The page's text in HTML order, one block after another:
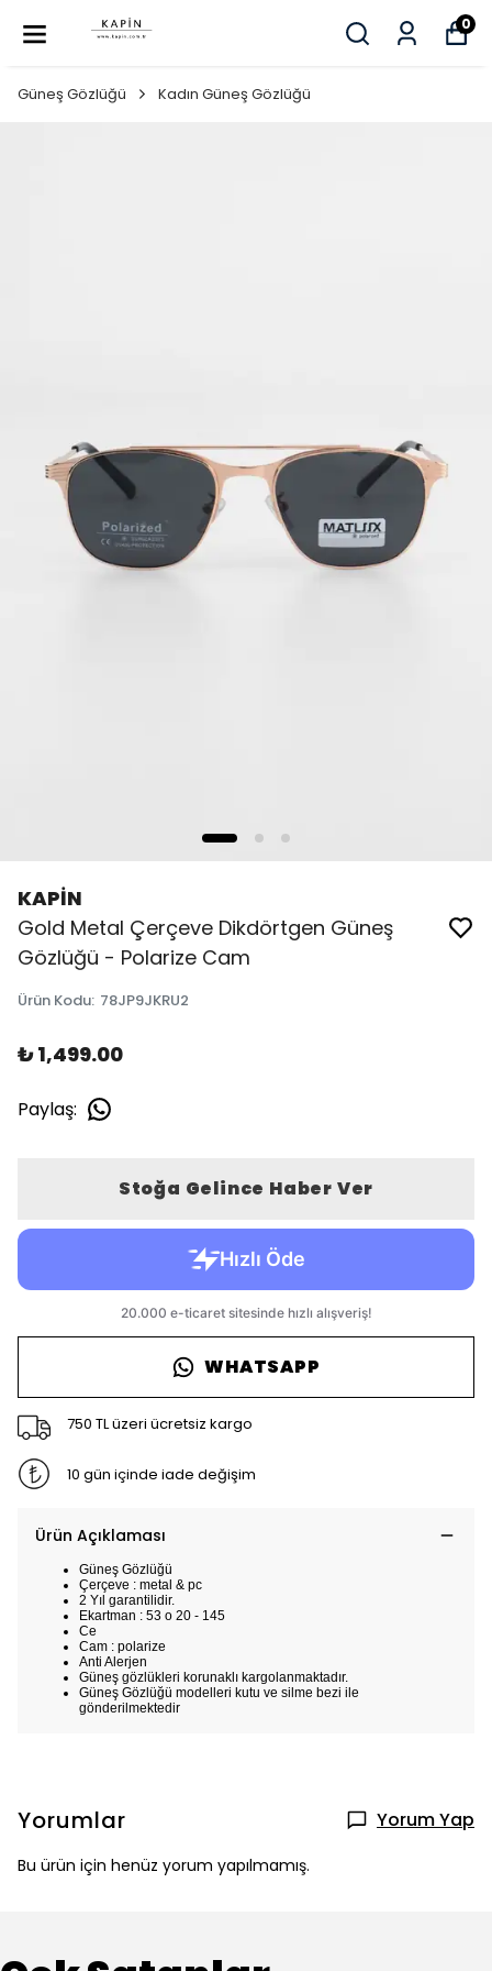
0
Güneş Gözlüğü Kadın Güneş Gözlüğü
KAPİN
Gold Metal Çerçeve Dikdörtgen Güneş
Gözlüğü - Polarize Cam
Ürün Kodu: 78JP9JKRU2
₺ 1,499.00
Paylaş:
Stoğa Gelince Haber Ver
WHATSAPP
750 TL üzeri ücretsiz kargo
10 gün içinde iade değişim
Ürün Açıklaması
Güneş Gözlüğü
Çerçeve : metal & pc
2 Yıl garantilidir.
Ekartman : 53 o 20 - 145
Ce
Cam : polarize
Anti Alerjen
Güneş gözlükleri korunaklı kargolanmaktadır.
Güneş Gözlüğü modelleri kutu ve silme bezi ile
gönderilmektedir
Yorumlar Yorum Yap
Bu ürün için henüz yorum yapılmamış.